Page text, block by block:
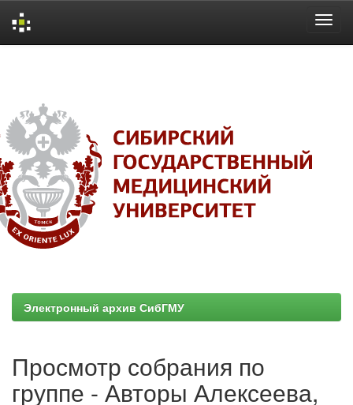
Электронный архив СибГМУ
Просмотр собрания по
группе - Авторы Алексеева,